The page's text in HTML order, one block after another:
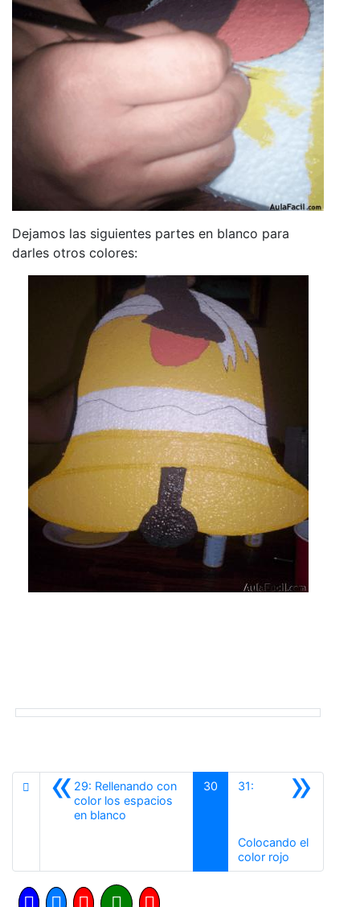
Dejamos las siguientes partes en blanco para
darles otros colores:
«29: Rellenando con
color los espacios
en blanco
30 »
31:
Colocando el
color rojo